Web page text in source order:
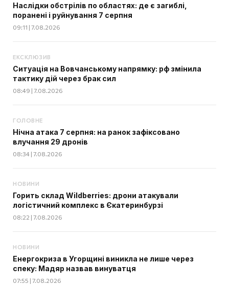
Наслідки обстрілів по областях: де є загиблі,
поранені і руйнування 7 серпня
09:11 | 7.08.2026
ЕКСКЛЮЗИВ
Ситуація на Вовчанському напрямку: рф змінила
тактику дій через брак сил
08:49 | 7.08.2026
ГОЛОВНЕ
Нічна атака 7 серпня: на ранок зафіксовано
влучання 29 дронів
08:34 | 7.08.2026
НОВИНИ
Горить склад Wildberries: дрони атакували
логістичний комплекс в Єкатеринбурзі
08:22 | 7.08.2026
НОВИНИ
Енергокриза в Угорщині виникла не лише через
спеку: Мадяр назвав винуватця
07:55 | 7.08.2026